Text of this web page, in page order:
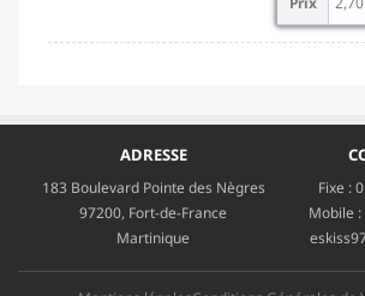
ADRESSE
183 Boulevard Pointe des Nègres
97200, Fort-de-France
Martinique
Fixe :
Mobile :